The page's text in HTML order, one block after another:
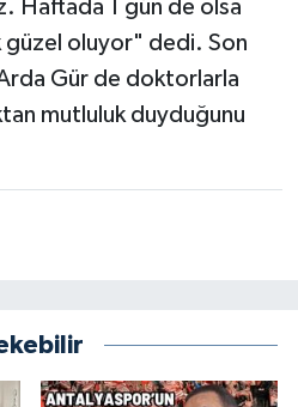
Haftada 1 gün de olsa
güzel oluyor" dedi. Son
Gür de doktorlarla
mutluluk duyduğunu